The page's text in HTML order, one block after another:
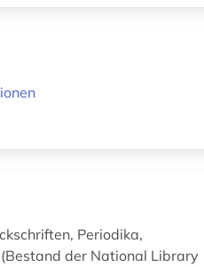
Periodika,
der National Library